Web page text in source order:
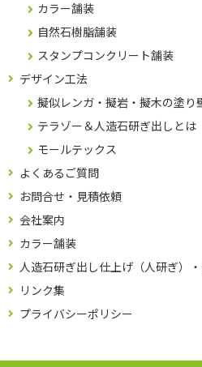
カラー舗装
自然石樹脂舗装
スタンプコンクリート舗装
デザイン工法
擬似レンガ・擬岩・擬木の塗
テラゾー＆人造石研ぎ出しとは
モールテックス
よくあるご質問
お問合せ・見積依頼
会社案内
カラー舗装
人造石研ぎ出し仕上げ（人研ぎ）
リンク集
プライバシーポリシー